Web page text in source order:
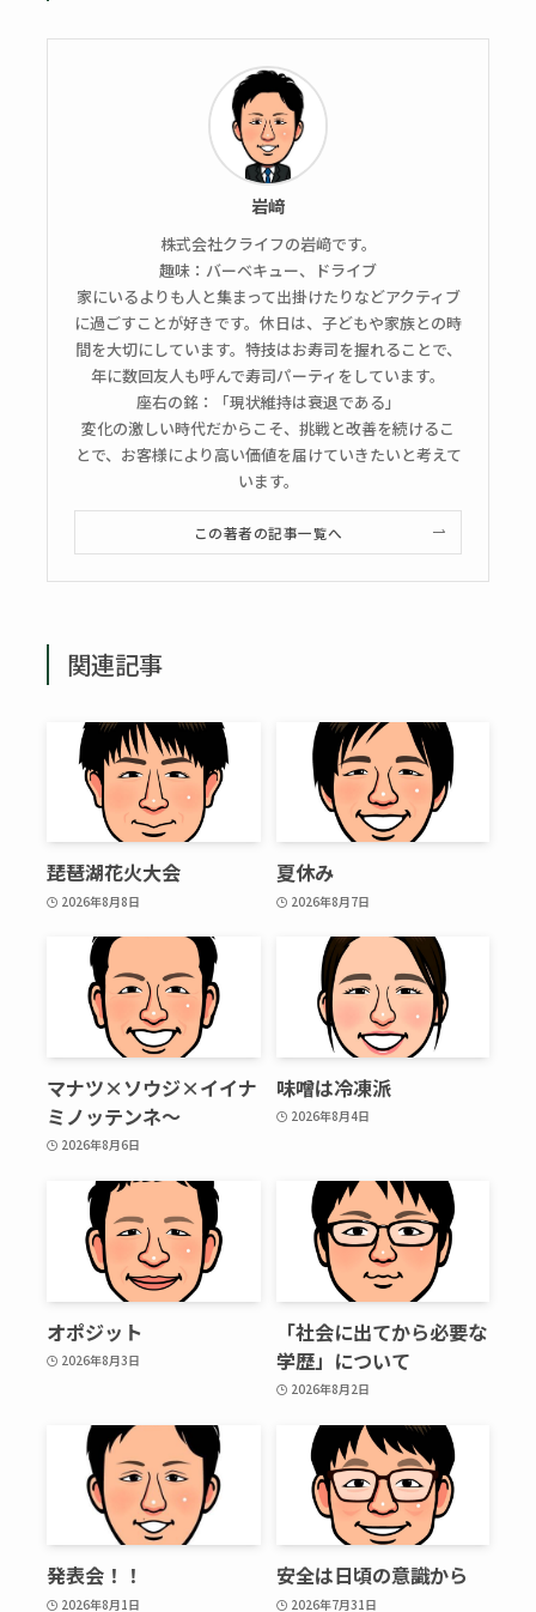
岩﨑
株式会社クライフの岩﨑です。
趣味：バーベキュー、ドライブ
家にいるよりも人と集まって出掛けたりなどアクティブ
に過ごすことが好きです。休日は、子どもや家族との時
間を大切にしています。特技はお寿司を握れることで、
年に数回友人も呼んで寿司パーティをしています。
座右の銘：「現状維持は衰退である」
変化の激しい時代だからこそ、挑戦と改善を続けるこ
とで、お客様により高い価値を届けていきたいと考えて
います。
この著者の記事一覧へ
関連記事
琵琶湖花火大会
2026年8月8日
夏休み
2026年8月7日
マナツ×ソウジ×イイナ
ミノッテンネ～
2026年8月6日
味噌は冷凍派
2026年8月4日
オポジット
2026年8月3日
「社会に出てから必要な
学歴」について
2026年8月2日
発表会！！
2026年8月1日
安全は日頃の意識から
2026年7月31日